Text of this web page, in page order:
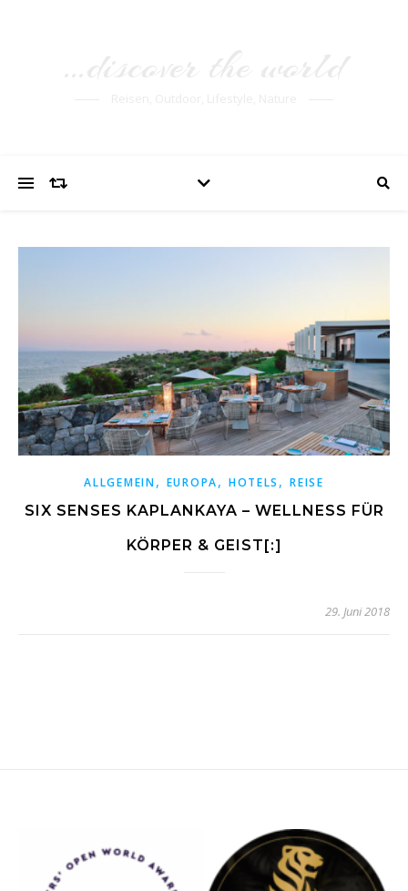
ALLGEMEIN, EUROPA, HOTELS ,REISE
SIX SENSES KAPLANKAYA – WELLNESS FÜR
KÖRPER & GEIST[:]
29. Juni 2018